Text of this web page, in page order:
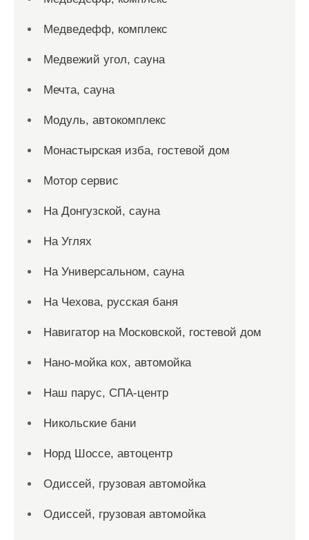
Медведефф, комплекс
Медвежий угол, сауна
Мечта, сауна
Модуль, автокомплекс
Монастырская изба, гостевой дом
Мотор сервис
На Донгузской, сауна
На Углях
На Универсальном, сауна
На Чехова, русская баня
Навигатор на Московской, гостевой дом
Нано-мойка кох, автомойка
Наш парус, СПА-центр
Никольские бани
Норд Шоссе, автоцентр
Одиссей, грузовая автомойка
Одиссей, грузовая автомойка